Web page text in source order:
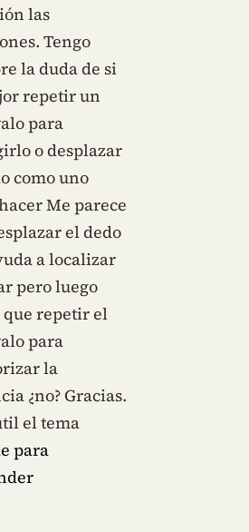
las
Tengo
la duda de si
repetir un
para
o desplazar
como uno
Me parece
el dedo
a localizar
pero luego
repetir el
para
la
¿no? Gracias.
el tema
para